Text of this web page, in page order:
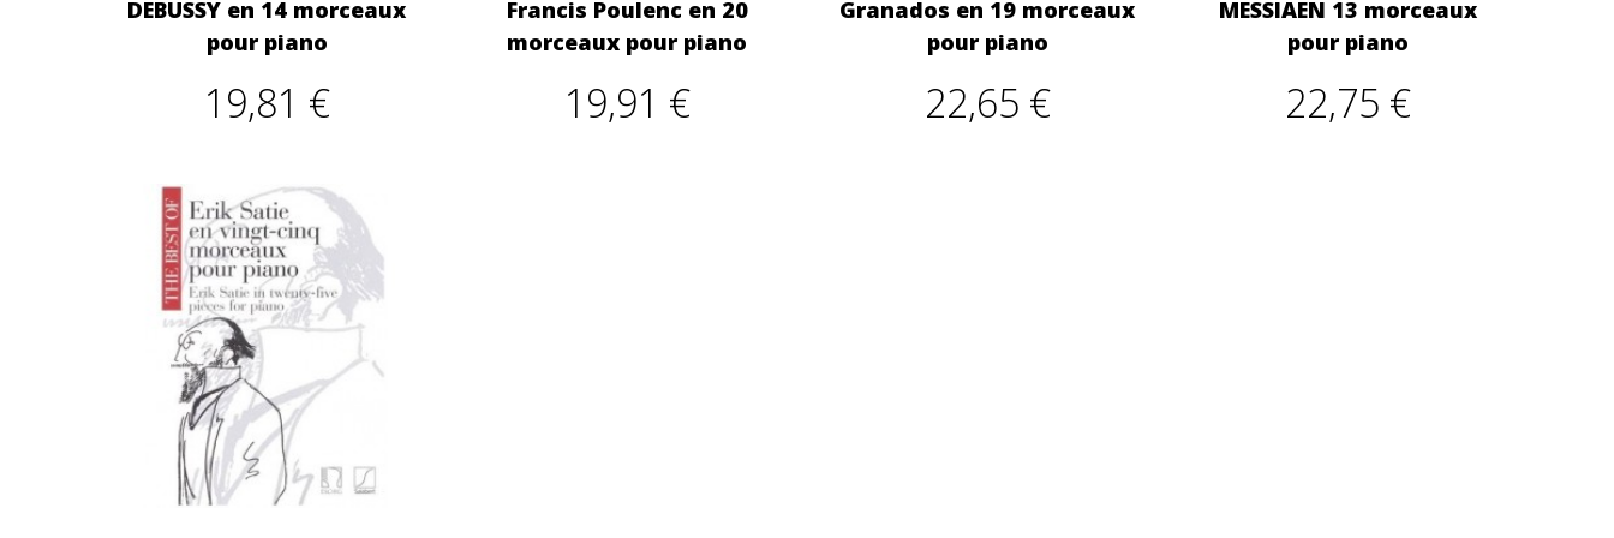
DEBUSSY en 14 morceaux
pour piano
19,81 €
Francis Poulenc en 20
morceaux pour piano
19,91 €
Granados en 19 morceaux
pour piano
22,65 €
MESSIAEN 13 morceaux
pour piano
22,75 €